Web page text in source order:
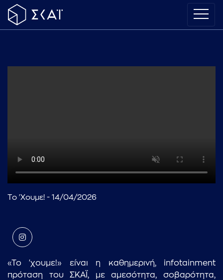
Το 'Χουμε! - 14/04/2026
«Το 'χουμε!» είναι η καθημερινή, infotainment
πρόταση του ΣΚΑΪ, με αμεσότητα, σοβαρότητα,